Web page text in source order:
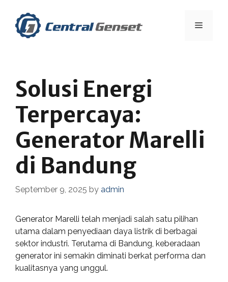
content
Menu
Solusi Energi
Terpercaya:
Generator Marelli
di Bandung
September 9, 2025 by admin
Generator Marelli telah menjadi salah satu pilihan
utama dalam penyediaan daya listrik di berbagai
sektor industri. Terutama di Bandung, keberadaan
generator ini semakin diminati berkat performa dan
kualitasnya yang unggul.